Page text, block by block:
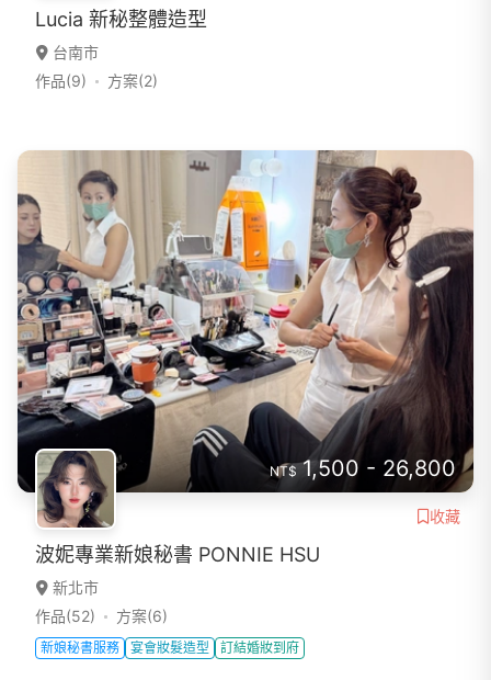
Lucia 新秘整體造型
台南市
作品(9)
方案(2)
NT$ 1,500 - 26,800
收藏
波妮專業新娘秘書 PONNIE HSU
新北市
作品(52)
方案(6)
新娘秘書服務 宴會妝髮造型 訂結婚妝到府